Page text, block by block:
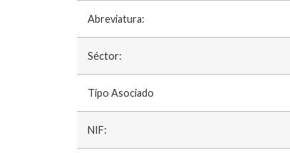
Abreviatura:
Séctor:
Tipo Asociado
NIF: